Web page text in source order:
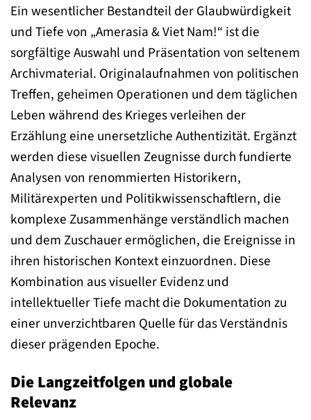
Ein wesentlicher Bestandteil der Glaubwürdigkeit
und Tiefe von „Amerasia & Viet Nam!“ ist die
sorgfältige Auswahl und Präsentation von seltenem
Archivmaterial. Originalaufnahmen von politischen
Treffen, geheimen Operationen und dem täglichen
Leben während des Krieges verleihen der
Erzählung eine unersetzliche Authentizität. Ergänzt
werden diese visuellen Zeugnisse durch fundierte
Analysen von renommierten Historikern,
Militärexperten und Politikwissenschaftlern, die
komplexe Zusammenhänge verständlich machen
und dem Zuschauer ermöglichen, die Ereignisse in
ihren historischen Kontext einzuordnen. Diese
Kombination aus visueller Evidenz und
intellektueller Tiefe macht die Dokumentation zu
einer unverzichtbaren Quelle für das Verständnis
dieser prägenden Epoche.
Die Langzeitfolgen und globale
Relevanz